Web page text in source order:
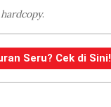
hardcopy.
Seru? Cek di Sini!